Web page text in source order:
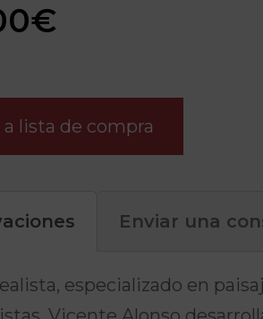
€
lista de compra
Enviar una
especializado en